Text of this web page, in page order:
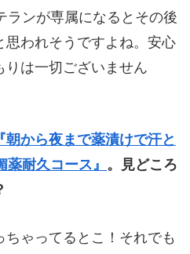
ランが専属になるとその後
思われそうですよね。安心
りは一切ございません
『朝から夜まで薬漬けで汗と
耐久コース』 。見どころ
ちゃってるとこ！それでも